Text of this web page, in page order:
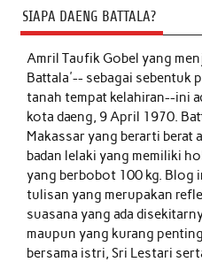
SIAPA DAENG BATTALA?
Amril Taufik Gobelyang
Battala'-- sebagai sebentuk
tanah tempat kelahiran--ini
kota daeng, 9 April 1970.
Makassar yang berarti berat
badan lelaki yang memiliki
yang berbobot 100 kg. Blog
tulisan yang merupakan
suasana yang ada
maupun yang kurang
bersama istri, Sri Lestari